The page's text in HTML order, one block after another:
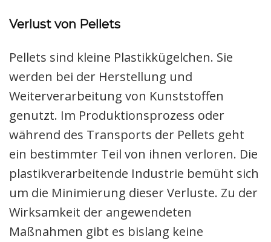
Verlust von Pellets
Pellets sind kleine Plastikkügelchen. Sie
werden bei der Herstellung und
Weiterverarbeitung von Kunststoffen
genutzt. Im Produktionsprozess oder
während des Transports der Pellets geht
ein bestimmter Teil von ihnen verloren. Die
plastikverarbeitende Industrie bemüht sich
um die Minimierung dieser Verluste. Zu der
Wirksamkeit der angewendeten
Maßnahmen gibt es bislang keine